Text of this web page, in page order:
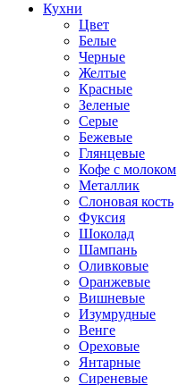
Кухни
Цвет
Белые
Черные
Желтые
Красные
Зеленые
Серые
Бежевые
Глянцевые
Кофе с молоком
Металлик
Слоновая кость
Фуксия
Шоколад
Шампань
Оливковые
Оранжевые
Вишневые
Изумрудные
Венге
Ореховые
Янтарные
Сиреневые